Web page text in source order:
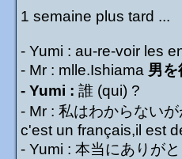
1 semaine plus tard ...
- Yumi : au-re-voir les
- Mr : mlle.Ishiama 男を
- Yumi : 誰 (qui) ?
- Mr : 私はわからない
c'est un français,il est
- Yumi : 本当にありが